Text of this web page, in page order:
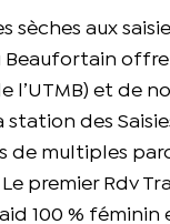
sèches aux
Beaufortain
l’UTMB) et de
station des
de multiples
premier Rdv
100 % féminin